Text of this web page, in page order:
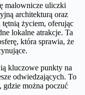
malownicze uliczki
architekturą oraz
życiem, oferując
lokalne atrakcje. Ta
która sprawia, że
kluczowe punkty na
odwiedzających. To
gdzie można poczuć